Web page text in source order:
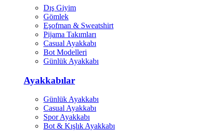
Dış Giyim
Gömlek
Eşofman & Sweatshirt
Pijama Takımları
Casual Ayakkabı
Bot Modelleri
Günlük Ayakkabı
Ayakkabılar
Günlük Ayakkabı
Casual Ayakkabı
Spor Ayakkabı
Bot & Kışlık Ayakkabı